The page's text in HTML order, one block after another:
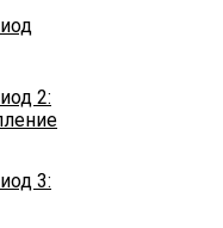
2:
3: